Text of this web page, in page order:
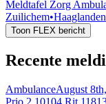
Meldtafel Zorg
Zuilichem•Haaglanden
Toon FLEX bericht
Recente
AmbulanceAugust
Prio 2 10104 Rit